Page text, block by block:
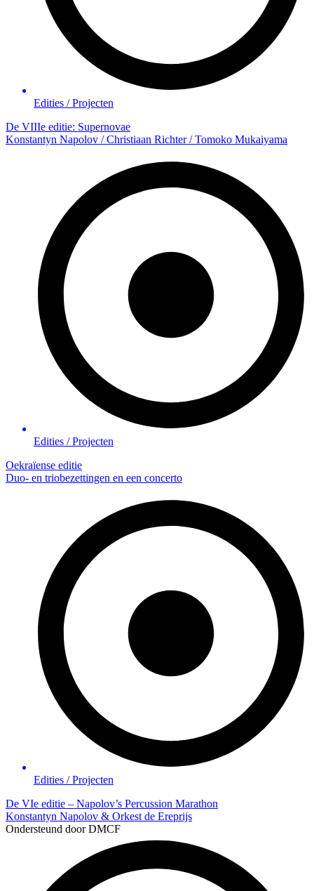
Edities / Projecten
De VIIIe editie: Supernovae
Konstantyn Napolov / Christiaan Richter / Tomoko Mukaiyama
Edities / Projecten
Oekraïense editie
Duo- en triobezettingen en een concerto
Edities / Projecten
De VIe editie – Napolov’s Percussion Marathon
Konstantyn Napolov & Orkest de Ereprijs
Ondersteund door DMCF